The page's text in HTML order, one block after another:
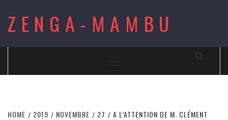
content
ZENGA-MAMBU
HOME 2019 NOVEMBRE 27
A L’ATTENTION DE M. CLÉMENT